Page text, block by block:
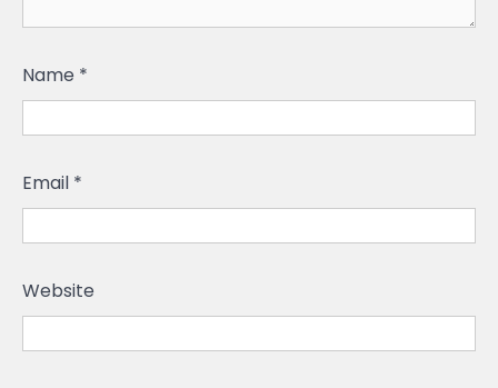
Name *
Email *
Website